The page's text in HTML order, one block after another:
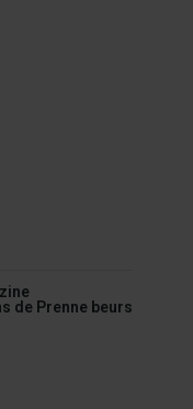
de Prenne beurs